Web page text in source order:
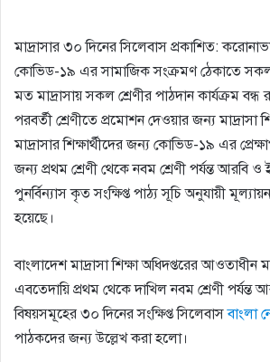
মাদ্রাসার ৩০ দিনের সিলেবাস প্রকাশিত:
কোভিড-১৯ এর সামাজিক সংক্রমণ ঠেকাতে সকল
মত মাদ্রাসায় সকল শ্রেণীর পাঠদান কার্যক্রম বন্ধ
পরবর্তী শ্রেণীতে প্রমোশন দেওয়ার জন্য মাদ্রাসা
মাদ্রাসার শিক্ষার্থীদের জন্য কোভিড-১৯ এর
জন্য প্রথম শ্রেণী থেকে নবম শ্রেণী পর্যন্ত আরবি
পুনর্বিন্যাস কৃত সংক্ষিপ্ত পাঠ্য সূচি অনুযায়ী
হয়েছে।
বাংলাদেশ মাদ্রাসা শিক্ষা অধিদপ্তরের আওতাধীন
এবতেদায়ি প্রথম থেকে দাখিল নবম শ্রেণী পর্যন্ত
বিষয়সমূহের ৩০ দিনের সংক্ষিপ্ত সিলেবাসবাংলা
পাঠকদের জন্য উল্লেখ করা হলো।